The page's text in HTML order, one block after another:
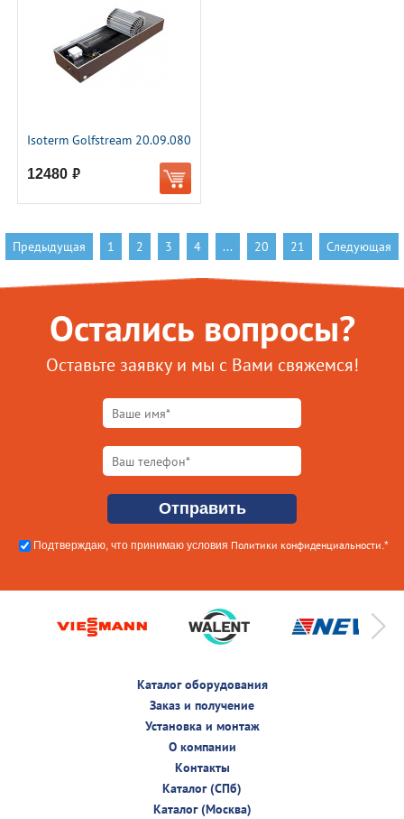
Isoterm Golfstream 20.09.080
12480 руб.
Предыдущая 1 2 3 4 ... 20 21 Следующая
Остались вопросы?
Оставьте заявку и мы с Вами свяжемся!
Подтверждаю, что принимаю условия Политики конфиденциальности .*
Каталог оборудования
Заказ и получение
Установка и монтаж
О компании
Контакты
Каталог (СПб)
Каталог (Москва)